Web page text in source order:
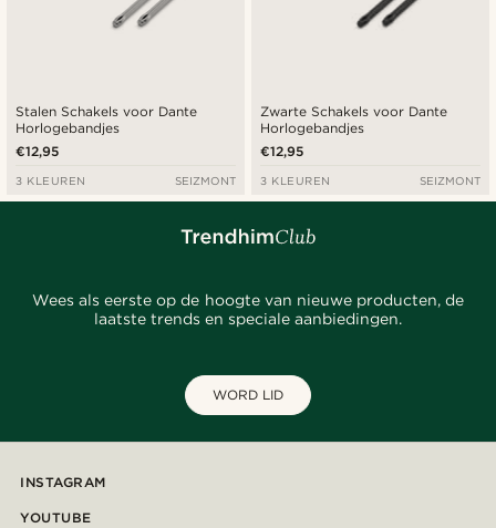
Stalen Schakels voor Dante
Horlogebandjes
€12,95
3 KLEUREN SEIZMONT
Zwarte Schakels voor Dante
Horlogebandjes
€12,95
3 KLEUREN SEIZMONT
Wees als eerste op de hoogte van nieuwe producten, de
laatste trends en speciale aanbiedingen.
WORD LID
INSTAGRAM
YOUTUBE